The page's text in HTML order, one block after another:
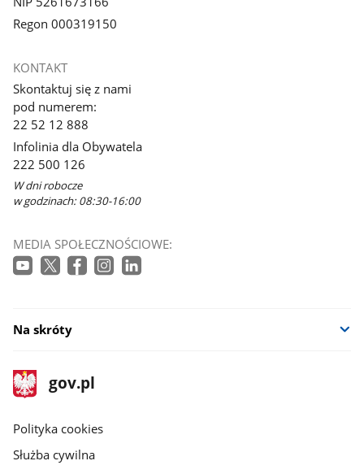
Regon 000319150
KONTAKT
Skontaktuj się z nami
pod numerem:
22 52 12 888
Infolinia dla Obywatela
222 500 126
W dni robocze
w godzinach: 08:30-16:00
MEDIA SPOŁECZNOŚCIOWE:
Na skróty
stopka
gov.pl
Strona
gov.pl
gov.pl
Polityka cookies
Służba cywilna